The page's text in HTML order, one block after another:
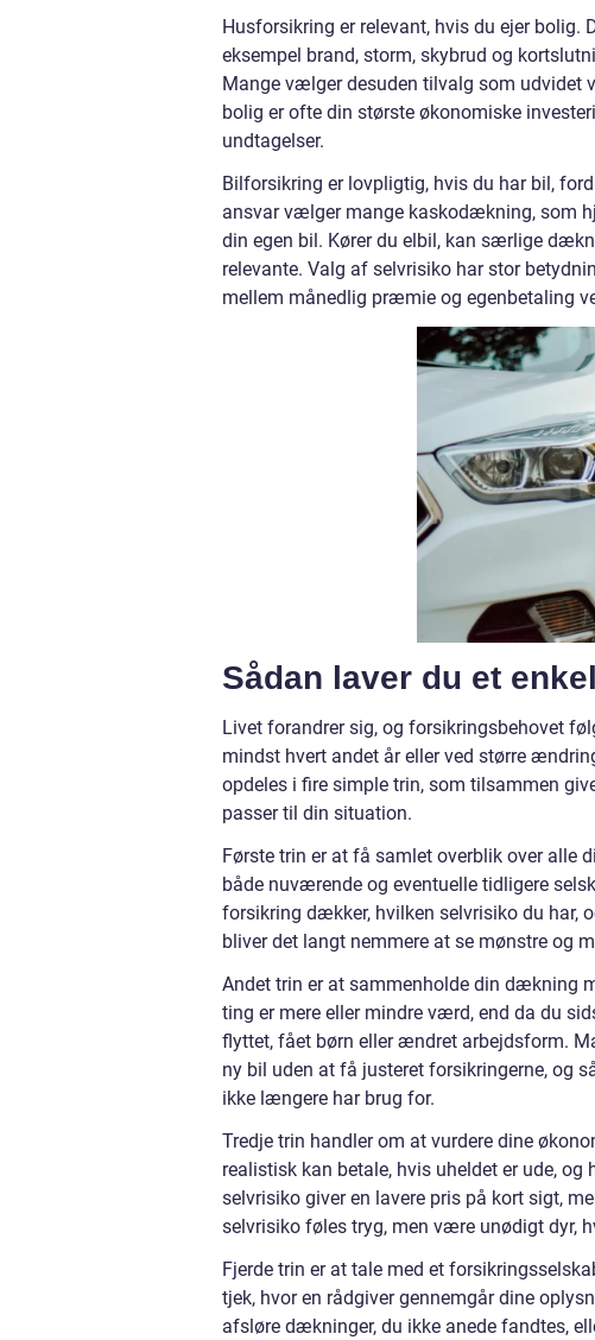
Husforsikring er relevant, hvis du ejer
eksempel brand, storm, skybrud og
Mange vælger desuden tilvalg som udvidet
bolig er ofte din største økonomiske
undtagelser.
Bilforsikring er lovpligtig, hvis du har bil,
ansvar vælger mange kaskodækning, som
din egen bil. Kører du elbil, kan særlige
relevante. Valg af selvrisiko har stor
mellem månedlig præmie og egenbetaling
Sådan laver du et
Livet forandrer sig, og forsikringsbehovet
mindst hvert andet år eller ved større
opdeles i fire simple trin, som tilsammen
passer til din situation.
Første trin er at få samlet overblik over alle
både nuværende og eventuelle tidligere
forsikring dækker, hvilken selvrisiko du har,
bliver det langt nemmere at se mønstre og
Andet trin er at sammenholde din dækning
ting er mere eller mindre værd, end da du
flyttet, fået børn eller ændret arbejdsform.
ny bil uden at få justeret forsikringerne, og
ikke længere har brug for.
Tredje trin handler om at vurdere dine
realistisk kan betale, hvis uheldet er ude,
selvrisiko giver en lavere pris på kort sigt,
selvrisiko føles tryg, men være unødigt dyr,
Fjerde trin er at tale med et
tjek, hvor en rådgiver gennemgår dine
afsløre dækninger, du ikke anede fandtes,